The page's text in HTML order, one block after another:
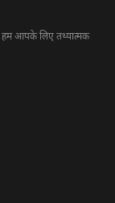
हम आपके लिए तथ्यात्मक